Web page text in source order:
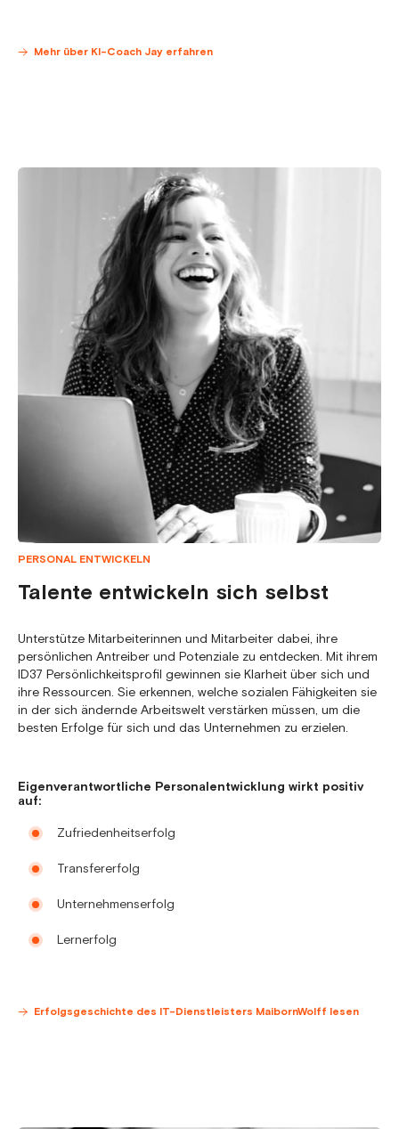
Mehr über KI-Coach Jay erfahren
PERSONAL ENTWICKELN
Talente entwickeln sich selbst
Unterstütze Mitarbeiterinnen und Mitarbeiter dabei, ihre
persönlichen Antreiber und Potenziale zu entdecken. Mit ihrem
ID37 Persönlichkeitsprofil gewinnen sie Klarheit über sich und
ihre Ressourcen. Sie erkennen, welche sozialen Fähigkeiten sie
in der sich ändernde Arbeitswelt verstärken müssen, um die
besten Erfolge für sich und das Unternehmen zu erzielen.
Eigenverantwortliche Personalentwicklung wirkt positiv
auf:
Zufriedenheitserfolg
Transfererfolg
Unternehmenserfolg
Lernerfolg
Erfolgsgeschichte des IT-Dienstleisters MaibornWolff lesen